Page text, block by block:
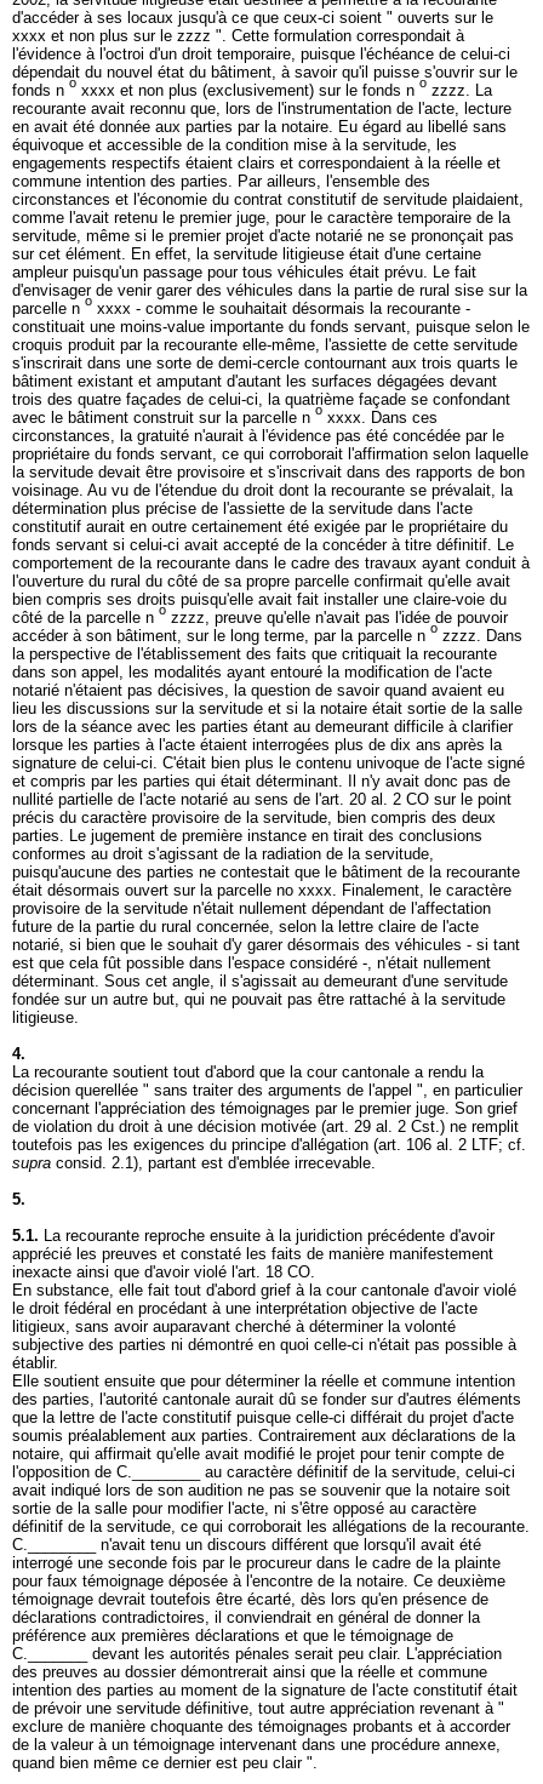
d'accéder à ses locaux jusqu'à ce que ceux-ci soient " ouverts sur le
xxxx et non plus sur le zzzz ". Cette formulation correspondait à
l'évidence à l'octroi d'un droit temporaire, puisque l'échéance de celui-ci
dépendait du nouvel état du bâtiment, à savoir qu'il puisse s'ouvrir sur le
fonds n o xxxx et non plus (exclusivement) sur le fonds n o zzzz. La
recourante avait reconnu que, lors de l'instrumentation de l'acte, lecture
en avait été donnée aux parties par la notaire. Eu égard au libellé sans
équivoque et accessible de la condition mise à la servitude, les
engagements respectifs étaient clairs et correspondaient à la réelle et
commune intention des parties. Par ailleurs, l'ensemble des
circonstances et l'économie du contrat constitutif de servitude plaidaient,
comme l'avait retenu le premier juge, pour le caractère temporaire de la
servitude, même si le premier projet d'acte notarié ne se prononçait pas
sur cet élément. En effet, la servitude litigieuse était d'une certaine
ampleur puisqu'un passage pour tous véhicules était prévu. Le fait
d'envisager de venir garer des véhicules dans la partie de rural sise sur la
parcelle n o xxxx - comme le souhaitait désormais la recourante -
constituait une moins-value importante du fonds servant, puisque selon le
croquis produit par la recourante elle-même, l'assiette de cette servitude
s'inscrirait dans une sorte de demi-cercle contournant aux trois quarts le
bâtiment existant et amputant d'autant les surfaces dégagées devant
trois des quatre façades de celui-ci, la quatrième façade se confondant
avec le bâtiment construit sur la parcelle n o xxxx. Dans ces
circonstances, la gratuité n'aurait à l'évidence pas été concédée par le
propriétaire du fonds servant, ce qui corroborait l'affirmation selon laquelle
la servitude devait être provisoire et s'inscrivait dans des rapports de bon
voisinage. Au vu de l'étendue du droit dont la recourante se prévalait, la
détermination plus précise de l'assiette de la servitude dans l'acte
constitutif aurait en outre certainement été exigée par le propriétaire du
fonds servant si celui-ci avait accepté de la concéder à titre définitif. Le
comportement de la recourante dans le cadre des travaux ayant conduit à
l'ouverture du rural du côté de sa propre parcelle confirmait qu'elle avait
bien compris ses droits puisqu'elle avait fait installer une claire-voie du
côté de la parcelle n o zzzz, preuve qu'elle n'avait pas l'idée de pouvoir
accéder à son bâtiment, sur le long terme, par la parcelle n o zzzz. Dans
la perspective de l'établissement des faits que critiquait la recourante
dans son appel, les modalités ayant entouré la modification de l'acte
notarié n'étaient pas décisives, la question de savoir quand avaient eu
lieu les discussions sur la servitude et si la notaire était sortie de la salle
lors de la séance avec les parties étant au demeurant difficile à clarifier
lorsque les parties à l'acte étaient interrogées plus de dix ans après la
signature de celui-ci. C'était bien plus le contenu univoque de l'acte signé
et compris par les parties qui était déterminant. Il n'y avait donc pas de
nullité partielle de l'acte notarié au sens de l'art. 20 al. 2 CO sur le point
précis du caractère provisoire de la servitude, bien compris des deux
parties. Le jugement de première instance en tirait des conclusions
conformes au droit s'agissant de la radiation de la servitude,
puisqu'aucune des parties ne contestait que le bâtiment de la recourante
était désormais ouvert sur la parcelle no xxxx. Finalement, le caractère
provisoire de la servitude n'était nullement dépendant de l'affectation
future de la partie du rural concernée, selon la lettre claire de l'acte
notarié, si bien que le souhait d'y garer désormais des véhicules - si tant
est que cela fût possible dans l'espace considéré -, n'était nullement
déterminant. Sous cet angle, il s'agissait au demeurant d'une servitude
fondée sur un autre but, qui ne pouvait pas être rattaché à la servitude
litigieuse.
4.
La recourante soutient tout d'abord que la cour cantonale a rendu la
décision querellée " sans traiter des arguments de l'appel ", en particulier
concernant l'appréciation des témoignages par le premier juge. Son grief
de violation du droit à une décision motivée (art. 29 al. 2 Cst.) ne remplit
toutefois pas les exigences du principe d'allégation (art. 106 al. 2 LTF; cf.
supra consid. 2.1), partant est d'emblée irrecevable.
5.
5.1. La recourante reproche ensuite à la juridiction précédente d'avoir
apprécié les preuves et constaté les faits de manière manifestement
inexacte ainsi que d'avoir violé l'art. 18 CO.
En substance, elle fait tout d'abord grief à la cour cantonale d'avoir violé
le droit fédéral en procédant à une interprétation objective de l'acte
litigieux, sans avoir auparavant cherché à déterminer la volonté
subjective des parties ni démontré en quoi celle-ci n'était pas possible à
établir.
Elle soutient ensuite que pour déterminer la réelle et commune intention
des parties, l'autorité cantonale aurait dû se fonder sur d'autres éléments
que la lettre de l'acte constitutif puisque celle-ci différait du projet d'acte
soumis préalablement aux parties. Contrairement aux déclarations de la
notaire, qui affirmait qu'elle avait modifié le projet pour tenir compte de
l'opposition de C.________ au caractère définitif de la servitude, celui-ci
avait indiqué lors de son audition ne pas se souvenir que la notaire soit
sortie de la salle pour modifier l'acte, ni s'être opposé au caractère
définitif de la servitude, ce qui corroborait les allégations de la recourante.
C.________ n'avait tenu un discours différent que lorsqu'il avait été
interrogé une seconde fois par le procureur dans le cadre de la plainte
pour faux témoignage déposée à l'encontre de la notaire. Ce deuxième
témoignage devrait toutefois être écarté, dès lors qu'en présence de
déclarations contradictoires, il conviendrait en général de donner la
préférence aux premières déclarations et que le témoignage de
C._______ devant les autorités pénales serait peu clair. L'appréciation
des preuves au dossier démontrerait ainsi que la réelle et commune
intention des parties au moment de la signature de l'acte constitutif était
de prévoir une servitude définitive, tout autre appréciation revenant à "
exclure de manière choquante des témoignages probants et à accorder
de la valeur à un témoignage intervenant dans une procédure annexe,
quand bien même ce dernier est peu clair ".